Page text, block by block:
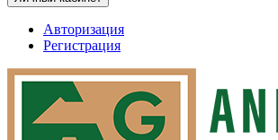
Авторизация
Регистрация